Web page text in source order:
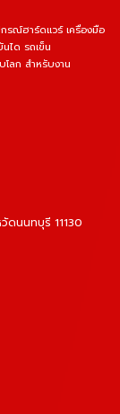
รณ์ฮาร์ดแวร์ เครื่องมือ
ได รถเข็น
ลก สำหรับงาน
ดนนทบุรี 11130